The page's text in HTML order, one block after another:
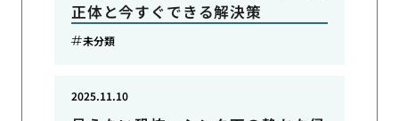
正体と今すぐできる解決策
未分類
2025.11.10